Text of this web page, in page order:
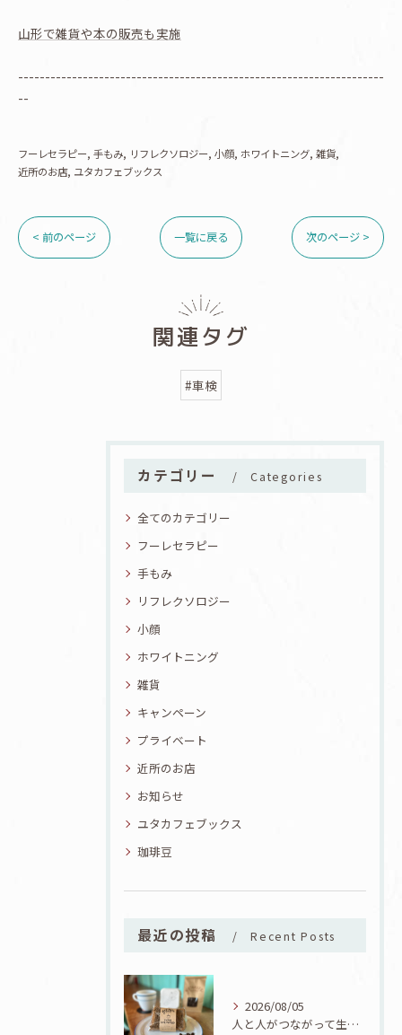
山形で雑貨や本の販売も実施
--------------------------------------------------------------------
--
フーレセラピー 手もみ リフレクソロジー 小顔 ホワイトニング 雑貨
近所のお店 ユタカフェブックス
< 前のページ 一覧に戻る 次のページ >
関連タグ
#車検
カテゴリー Categories
全てのカテゴリー
フーレセラピー
手もみ
リフレクソロジー
小顔
ホワイトニング
雑貨
キャンペーン
プライベート
近所のお店
お知らせ
ユタカフェブックス
珈琲豆
最近の投稿 Recent Posts
2026/08/05
人と人がつながって生まれた一品！ユタカフェオリジナルコーヒーシフォン誕生！